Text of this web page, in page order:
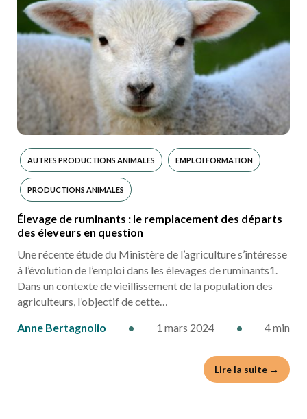
AUTRES PRODUCTIONS ANIMALES EMPLOI FORMATION
PRODUCTIONS ANIMALES
Élevage de ruminants : le remplacement des départs
des éleveurs en question
Une récente étude du Ministère de l’agriculture s’intéresse
à l’évolution de l’emploi dans les élevages de ruminants1.
Dans un contexte de vieillissement de la population des
agriculteurs, l’objectif de cette…
Anne Bertagnolio
• 1 mars 2024 • 4 min
Lire la suite →